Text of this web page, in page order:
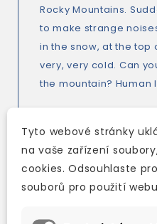
Rocky Mountains.
to make strange
in the snow, at the top
very, very cold. Can
the mountain? Human
TAKÉ DOPORUČUJEME
Tyto webové stránky
na vaše zařízení
cookies. Odsouhlaste
souborů pro použití